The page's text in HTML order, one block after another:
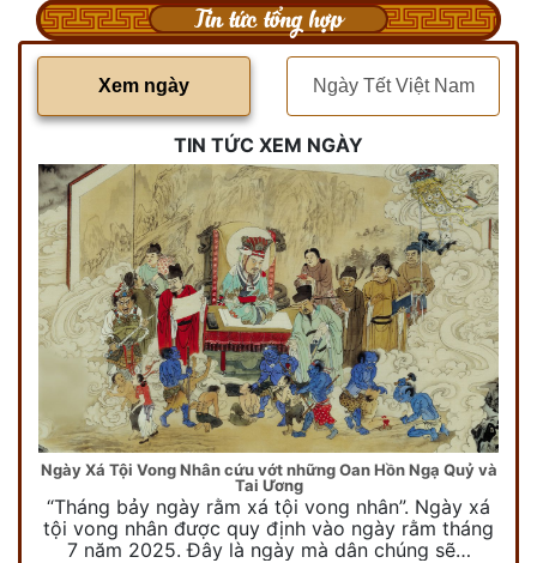
Tin tức tổng hợp
Xem ngày Ngày Tết Việt Nam
TIN TỨC XEM NGÀY
Ngày Xá Tội Vong Nhân cứu vớt những Oan Hồn Ngạ Quỷ và
Tai Ương
“Tháng bảy ngày rằm xá tội vong nhân”. Ngày xá
tội vong nhân được quy định vào ngày rằm tháng
7 năm 2025. Đây là ngày mà dân chúng sẽ…